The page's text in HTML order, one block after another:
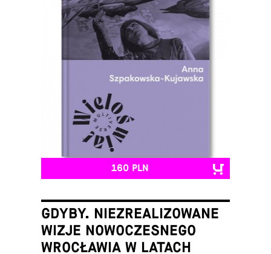
160 PLN
GDYBY. NIEZREALIZOWANE
WIZJE NOWOCZESNEGO
WROCŁAWIA W LATACH